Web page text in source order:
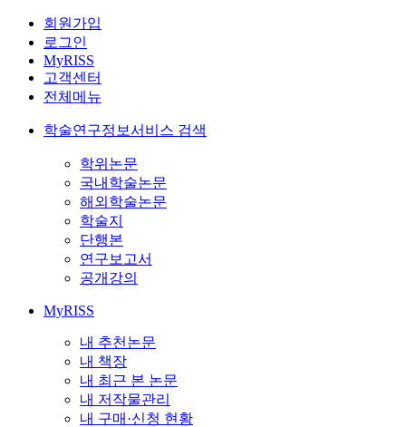
회원가입
로그인
MyRISS
고객센터
전체메뉴
학술연구정보서비스 검색
학위논문
국내학술논문
해외학술논문
학술지
단행본
연구보고서
공개강의
MyRISS
내 추천논문
내 책장
내 최근 본 논문
내 저작물관리
내 구매·신청 현황